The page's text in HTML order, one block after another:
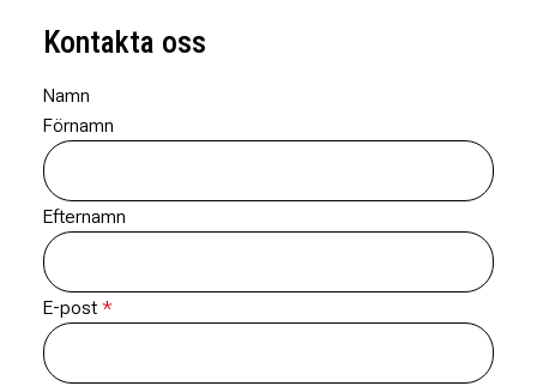
Kontakta oss
Namn
Förnamn
Efternamn
E-post